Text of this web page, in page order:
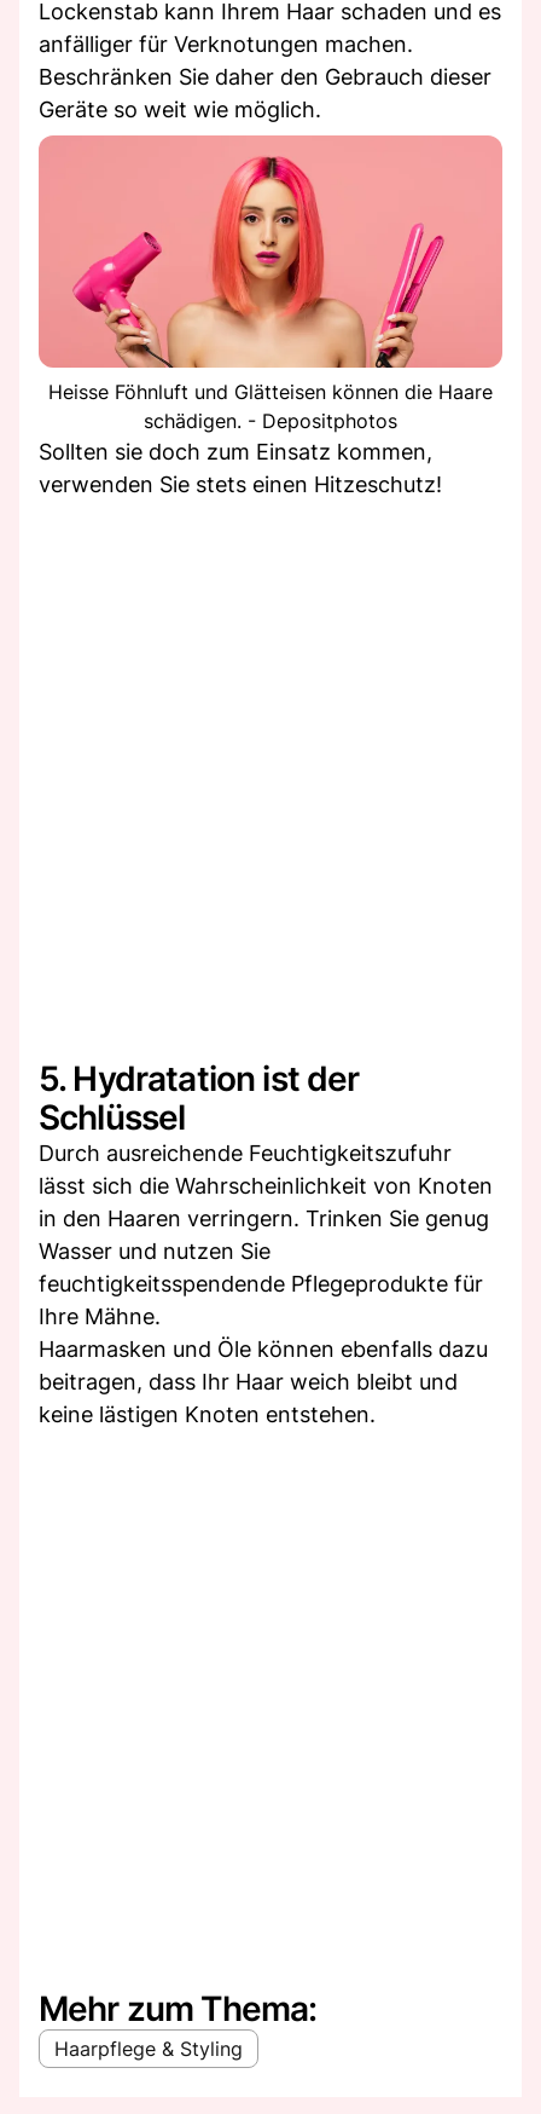
Lockenstab kann Ihrem Haar schaden und es
anfälliger für Verknotungen machen.
Beschränken Sie daher den Gebrauch dieser
Geräte so weit wie möglich.
Heisse Föhnluft und Glätteisen können die Haare
schädigen. - Depositphotos
Sollten sie doch zum Einsatz kommen,
verwenden Sie stets einen Hitzeschutz!
5. Hydratation ist der
Schlüssel
Durch ausreichende Feuchtigkeitszufuhr
lässt sich die Wahrscheinlichkeit von Knoten
in den Haaren verringern. Trinken Sie genug
Wasser und nutzen Sie
feuchtigkeitsspendende Pflegeprodukte für
Ihre Mähne.
Haarmasken und Öle können ebenfalls dazu
beitragen, dass Ihr Haar weich bleibt und
keine lästigen Knoten entstehen.
Mehr zum Thema:
Haarpflege & Styling